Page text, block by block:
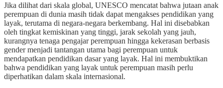
Jika dilihat dari skala global, UNESCO mencatat bahwa jutaan anak
perempuan di dunia masih tidak dapat mengakses pendidikan yang
layak, terutama di negara-negara berkembang. Hal ini disebabkan
oleh tingkat kemiskinan yang tinggi, jarak sekolah yang jauh,
kurangnya tenaga pengajar perempuan hingga kekerasan berbasis
gender menjadi tantangan utama bagi perempuan untuk
mendapatkan pendidikan dasar yang layak. Hal ini membuktikan
bahwa pendidikan yang layak untuk perempuan masih perlu
diperhatikan dalam skala internasional.